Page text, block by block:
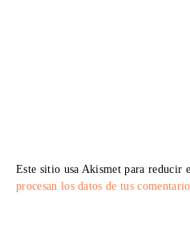
Este sitio usa Akismet para reducir
procesan los datos de tus